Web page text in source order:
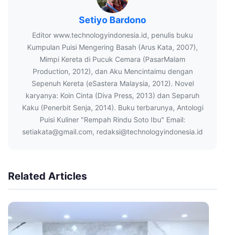
Setiyo Bardono
Editor www.technologyindonesia.id, penulis buku
Kumpulan Puisi Mengering Basah (Arus Kata, 2007),
Mimpi Kereta di Pucuk Cemara (PasarMalam
Production, 2012), dan Aku Mencintaimu dengan
Sepenuh Kereta (eSastera Malaysia, 2012). Novel
karyanya: Koin Cinta (Diva Press, 2013) dan Separuh
Kaku (Penerbit Senja, 2014). Buku terbarunya, Antologi
Puisi Kuliner "Rempah Rindu Soto Ibu" Email:
setiakata@gmail.com, redaksi@technologyindonesia.id
Related Articles